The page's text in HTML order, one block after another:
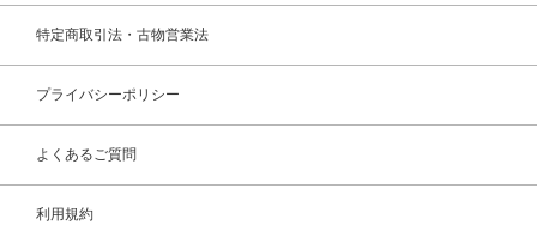
特定商取引法・古物営業法
プライバシーポリシー
よくあるご質問
利用規約